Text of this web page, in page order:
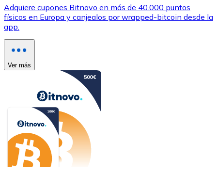
Adquiere cupones Bitnovo en más de 40.000 puntos
físicos en Europa y canjealos por wrapped-bitcoin desde la
app.
Ver más